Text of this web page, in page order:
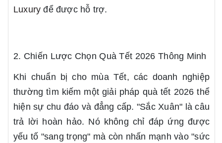
Luxury để được hỗ trợ.
2. Chiến Lược Chọn Quà Tết 2026 Thông Minh
Khi chuẩn bị cho mùa Tết, các doanh nghiệp
thường tìm kiếm một giải pháp quà tết 2026 thể
hiện sự chu đáo và đẳng cấp. "Sắc Xuân" là câu
trả lời hoàn hảo. Nó không chỉ đáp ứng được
yếu tố "sang trọng" mà còn nhấn mạnh vào "sức